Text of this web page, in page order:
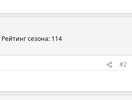
Рейтинг сезона: 114
#2